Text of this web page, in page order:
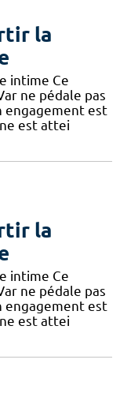
la
intime Ce
ne pédale pas
engagement est
est attei
la
intime Ce
ne pédale pas
engagement est
est attei